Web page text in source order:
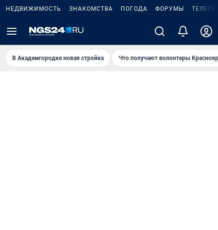
НЕДВИЖИМОСТЬ ЗНАКОМСТВА ПОГОДА ФОРУМЫ
В Академгородке новая стройка Что получают волонтеры